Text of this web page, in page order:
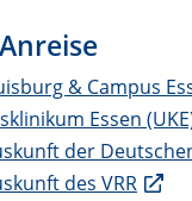
& Campus
Essen
der
des VRR